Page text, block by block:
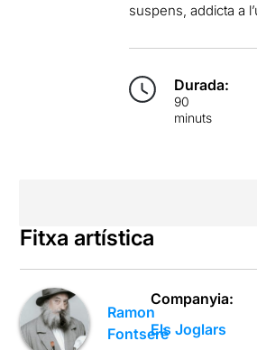
suspens, addicta a
Durada:
90
minuts
Fitxa artística
Ramon
Fontserè
Companyia:
Els Joglars